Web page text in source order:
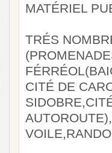
MATÉRIEL
TRÉS
CITÉ DE